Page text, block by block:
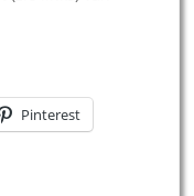
Pinterest